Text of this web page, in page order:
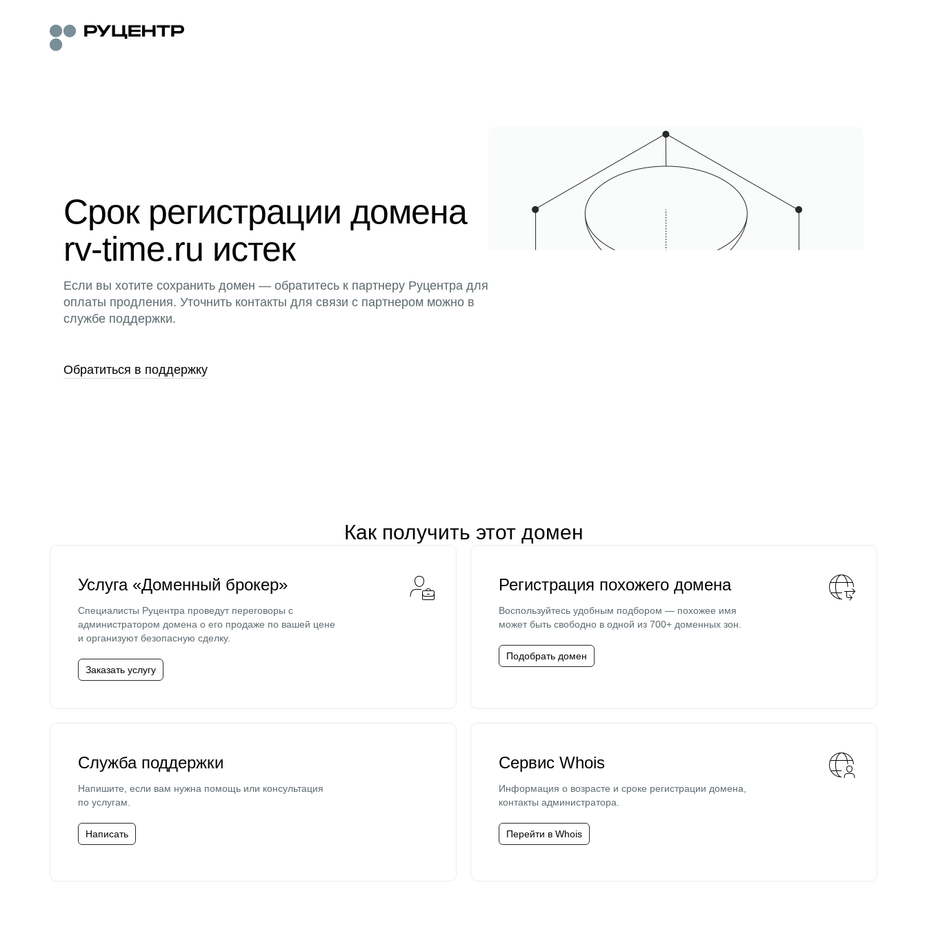
Срок регистрации домена
rv-time.ru истек
Если вы хотите сохранить домен — обратитесь к партнеру Руцентра для
оплаты продления. Уточнить контакты для связи с партнером можно в
службе поддержки.
Обратиться в поддержку
Как получить этот домен
Услуга «Доменный брокер»
Специалисты Руцентра проведут переговоры с
администратором домена о его продаже по вашей цене
и организуют безопасную сделку.
Заказать услугу
Регистрация похожего домена
Воспользуйтесь удобным подбором — похожее имя
может быть свободно в одной из 700+ доменных зон.
Подобрать домен
Служба поддержки
Напишите, если вам нужна помощь или консультация
по услугам.
Написать
Сервис Whois
Информация о возрасте и сроке регистрации домена,
контакты администратора.
Перейти в Whois